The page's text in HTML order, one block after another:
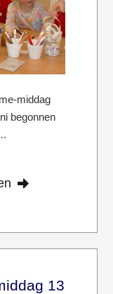
middag
begonnen
13